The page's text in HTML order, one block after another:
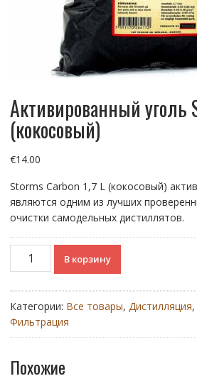
Активированный уголь
(кокосовый)
€14.00
Storms Carbon 1,7 L (кокосовый)
являются одним из лучших
очистки самодельных дистиллятов.
Количество
товара
Storms
1,7L
В корзину
Категории: Все товары, Дистилляция,
Фильтрация
Похожие